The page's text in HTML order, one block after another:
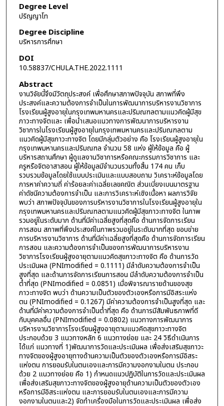
Degree Level
ปริญญาโท
Degree Discipline
บริหารการศึกษา
DOI
10.58837/CHULA.THE.2022.1111
Abstract
งานวิจัยนี้จึงมีวัตถุประสงค์ เพื่อศึกษาสภาพปัจจุบัน สภาพที่พึง
ประสงค์และความต้องการจำเป็นในการพัฒนาการบริหารงานวิชาการ
โรงเรียนผู้สูงอายุในกรุงเทพมหานครและปริมณฑลตามแนวคิดผู้มีสุข
ภาวะทางจิตและ เพื่อนำเสนอแนวทางการพัฒนาการบริหารงาน
วิชาการในโรงเรียนผู้สูงอายุในกรุงเทพมหานครและปริมณฑลตาม
แนวคิดผู้มีสุขภาวะทางจิต โดยมีกลุ่มตัวอย่าง คือ โรงเรียนผู้สูงอายุใน
กรุงเทพมหานครและปริมณฑล จำนวน 58 แห่ง ผู้ให้ข้อมูล คือ ผู้
บริหารสถานศึกษา ผู้ดูแลงานวิชาการหรือคณะกรรมการวิชาการ และ
ครูหรือจิตอาสาสอน ผู้ให้ข้อมูลมีจำนวนรวมทั้งสิ้น 174 คน เก็บ
รวบรวมข้อมูลโดยใช้แบบประเมินและแบบสอบถาม วิเคราะห์ข้อมูลโดย
การหาค่าความถี่ ค่าร้อยละค่าเฉลี่ยเลขคณิต ส่วนเบี่ยงเบนมาตรฐาน
ค่าดัชนีความต้องการจำเป็น และการวิเคราะห์เชิงเนื้อหา ผลการวิจัย
พบว่า สภาพปัจจุบันของการบริหารงานวิชาการในโรงเรียนผู้สูงอายุใน
กรุงเทพมหานครและปริมณฑลตามแนวคิดผู้มีสุขภาวะทางจิต ในภาพ
รวมอยู่ในระดับมาก ด้านที่มีค่าเฉลี่ยสูงที่สุดคือ ด้านการจัดการเรียน
การสอน สภาพที่พึงประสงค์ในภาพรวมอยู่ในระดับมากที่สุด ขอบข่าย
การบริหารงานวิชาการ ด้านที่มีค่าเฉลี่ยสูงที่สุดคือ ด้านการจัดการเรียน
การสอน และความต้องการจำเป็นของการพัฒนาการบริหารงาน
วิชาการโรงเรียนผู้สูงอายุตามแนวคิดสุขภาวะทางจิต คือ ด้านการวัด
ประเมินผล (PNImodified = 0.1111) มีลำดับความต้องการจำเป็น
สูงที่สุด และด้านการจัดการเรียนการสอน มีลำดับความต้องการจำเป็น
ต่ำที่สุด (PNImodified = 0.0851) เมื่อพิจารณารายด้านของสุข
ภาวะทางจิต พบว่า ด้านความเป็นตัวของตัวเองหรือการมีอิสระแห่ง
ตน (PNImodified = 0.1267) มีค่าความต้องการจำเป็นสูงที่สุด และ
ด้านที่มีค่าความต้องการจำเป็นต่ำที่สุด คือ ด้านการมีสัมพันธภาพที่ดี
กับบุคคลอื่น (PNImodified = 0.0802) แนวทางการพัฒนาการ
บริหารงานวิชาการโรงเรียนผู้สูงอายุตามแนวคิดสุขภาวะทางจิต
ประกอบด้วย 3 แนวทางหลัก 6 แนวทางย่อย และ 24 วิธีดำเนินการ
ได้แก่ แนวทางที่ 1)พัฒนาการวัดและประเมินผล เพื่อส่งเสริมสุขภาวะ
ทางจิตของผู้สูงอายุทางด้านความเป็นตัวของตัวเองหรือการมีอิสระ
แห่งตน การยอมรับในตนเองและการมีความงอกงามในตน ประกอบ
ด้วย 2 แนวทางย่อย คือ 1) กำหนดแนวปฏิบัติในการวัดและประเมินผล
เพื่อส่งเสริมสุขภาวะทางจิตของผู้สูงอายุด้านความเป็นตัวของตัวเอง
หรือการมีอิสระแห่งตน และการยอมรับในตนเองและการมีความ
งอกงามในตนและ2) จัดทำเครื่องมือในการวัดและประเมินผล เพื่อส่ง